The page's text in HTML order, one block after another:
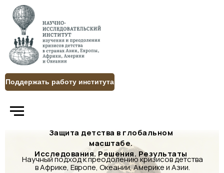
Поддержать работу института
Защита детства в глобальном
масштабе.
Исследования. Решения. Результаты
Научный подход к преодолению кризисов детства
в Африке, Европе, Океании, Америке и Азии.